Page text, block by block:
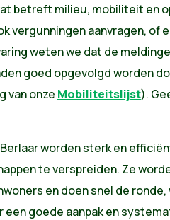
betreft milieu, mobiliteit en
vergunningen aanvragen, of
weten we dat de
goed opgevolgd worden
van onze Mobiliteitslijst).
worden sterk en
te verspreiden. Ze
en doen snel de ronde,
een goede aanpak en